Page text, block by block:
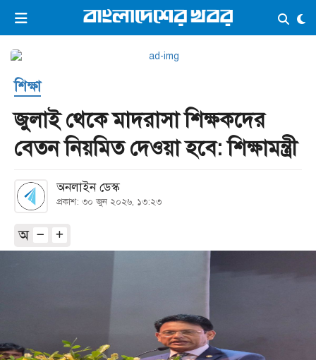
ভিডিও ই-পেপার লগইন ×
প্রচ্ছদ
সর্বশেষ
সব বিভাগ
কনভার্টার
শিক্ষা
জুলাই থেকে মাদরাসা শিক্ষকদের
বেতন নিয়মিত দেওয়া হবে: শিক্ষামন্ত্রী
অনলাইন ডেস্ক
প্রকাশ: ৩০ জুন ২০২৬, ১৩:২৩
অ